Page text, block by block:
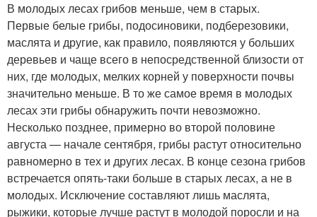
В молодых лесах грибов меньше, чем в старых.
Первые белые грибы, подосиновики, подберезовики,
маслята и другие, как правило, появляются у больших
деревьев и чаще всего в непосредственной близости от
них, где молодых, мелких корней у поверхности почвы
значительно меньше. В то же самое время в молодых
лесах эти грибы обнаружить почти невозможно.
Несколько позднее, примерно во второй половине
августа — начале сентября, грибы растут относительно
равномерно в тех и других лесах. В конце сезона грибов
встречается опять-таки больше в старых лесах, а не в
молодых. Исключение составляют лишь маслята,
рыжики, которые лучше растут в молодой поросли и на